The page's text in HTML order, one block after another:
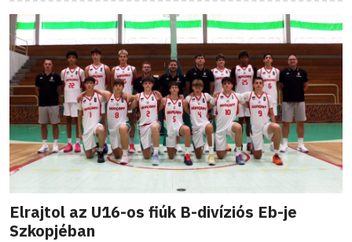
Elrajtol az U16-os fiúk B-divíziós Eb-je
Szkopjéban